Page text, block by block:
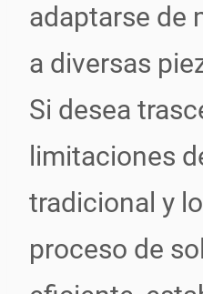
adaptarse de
a diversas
Si desea
limitaciones
tradicional y
proceso de